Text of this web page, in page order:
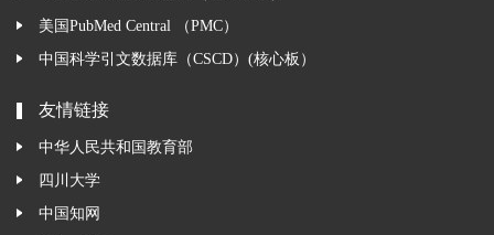
美国PubMed Central （PMC）
中国科学引文数据库（CSCD）(核心板）
友情链接
中华人民共和国教育部
四川大学
中国知网